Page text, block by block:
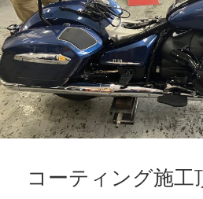
コーティング施工